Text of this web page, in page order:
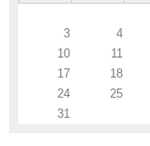
3
4
10
11
17
18
24
25
31